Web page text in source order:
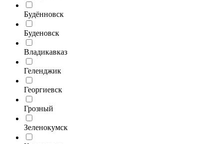
Будённовск
Буденовск
Владикавказ
Геленджик
Георгиевск
Грозный
Зеленокумск